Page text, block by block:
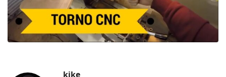
kike